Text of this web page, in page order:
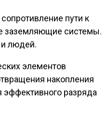
пути к
заземляющие системы.
и людей.
элементов
накопления
эффективного разряда